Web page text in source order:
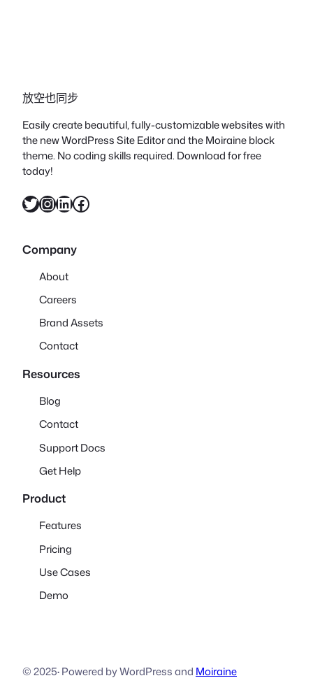
放空也同步
Easily create beautiful, fully-customizable websites with
the new WordPress Site Editor and the Moiraine block
theme. No coding skills required. Download for free
today!
X InstagramLinkedIn Facebook
Company
About
Careers
Brand Assets
Contact
Resources
Blog
Contact
Support Docs
Get Help
Product
Features
Pricing
Use Cases
Demo
© 2025·Powered by WordPress and Moiraine